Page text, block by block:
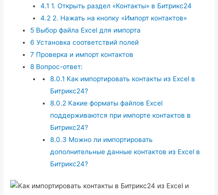
4.1 1. Открыть раздел «Контакты» в Битрикс24
4.2 2. Нажать на кнопку «Импорт контактов»
5 Выбор файла Excel для импорта
6 Установка соответствий полей
7 Проверка и импорт контактов
8 Вопрос-ответ:
8.0.1 Как импортировать контакты из Excel в
Битрикс24?
8.0.2 Какие форматы файлов Excel
поддерживаются при импорте контактов в
Битрикс24?
8.0.3 Можно ли импортировать
дополнительные данные контактов из Excel в
Битрикс24?